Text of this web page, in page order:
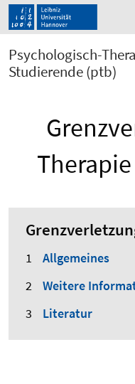
Psychologisch-
Studierende (ptb)
Allgemeines
Weitere
Literatur